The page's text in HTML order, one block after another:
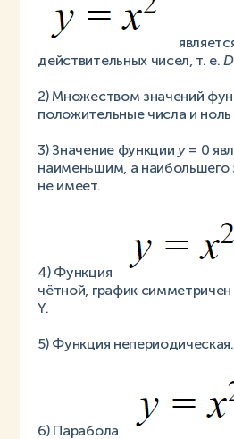
действительных чисел, т. е.
2) Множеством значений
положительные числа и ноль
3) Значение функции y= 0
наименьшим, а наибольшего
не имеет.
4) Функция
чётной, график
Y.
5) Функция непериодическая.
6) Парабола